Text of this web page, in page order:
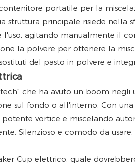
portatile per la
struttura principale risiede nella
l'uso, agitando manualmente il
la polvere per ottenere la
del pasto in polvere e
che ha avuto un boom
sul fondo o all'interno. Con
vortice e miscelando
Silenzioso e comodo da